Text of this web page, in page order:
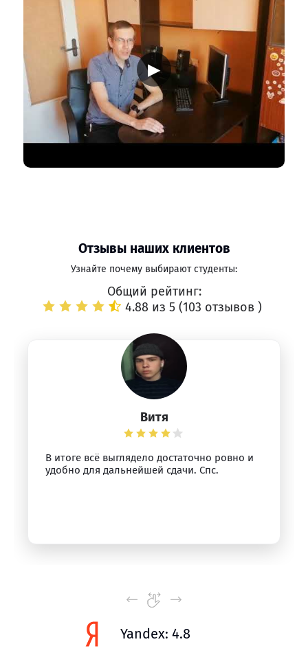
▶
Отзывы наших клиентов
Узнайте почему выбирают студенты:
Общий рейтинг:
4.88 из 5 (103 отзывов )
Витя
В итоге всё выглядело достаточно ровно и
удобно для дальнейшей сдачи. Спс.
Yandex: 4.8